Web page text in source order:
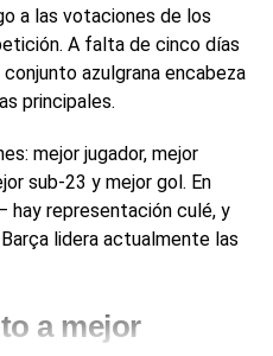
tiene mucho margen
con otros países europeos
consolidado.
tipo de experimentos
embargo, el avance más
utiliza información
modernos, especialmente
permite a los routers
concretos para mejorar
a las votaciones de los
A falta de cinco días
azulgrana encabeza
principales.
mejor jugador, mejor
sub-23 y mejor gol. En
representación culé, y
lidera actualmente las
a mejor